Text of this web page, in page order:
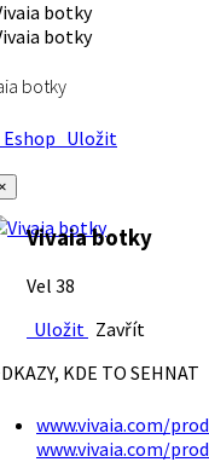
botky
Uložit
Vivaia botky
Vel 38
Uložit Zavřít
KDE TO SEHNAT
www.vivaia.com/
www.vivaia.com/